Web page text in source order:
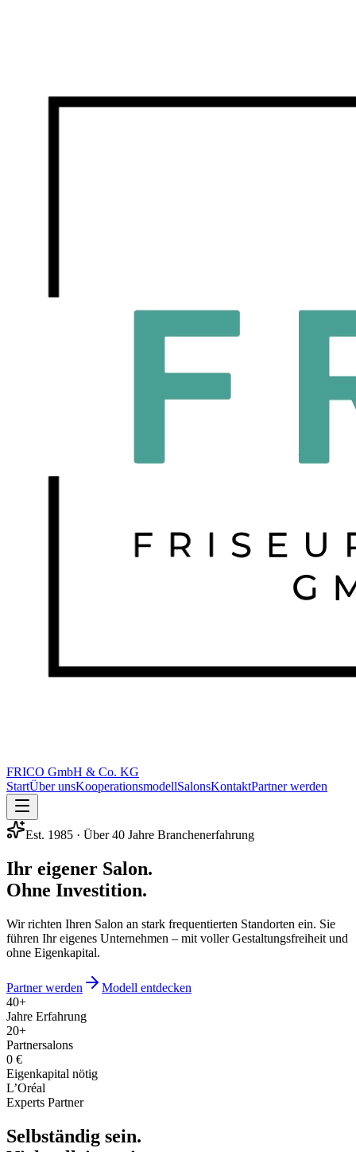
FRICO GmbH & Co. KG
StartÜber unsKooperationsmodellSalonsKontaktPartner werden
Est. 1985 · Über 40 Jahre Branchenerfahrung
Ihr eigener Salon.
Ohne Investition.
Wir richten Ihren Salon an stark frequentierten Standorten ein. Sie
führen Ihr eigenes Unternehmen – mit voller Gestaltungsfreiheit und
ohne Eigenkapital.
Partner werden
Modell entdecken
40+
Jahre Erfahrung
20+
Partnersalons
0 €
Eigenkapital nötig
L’Oréal
Experts Partner
Selbständig sein.